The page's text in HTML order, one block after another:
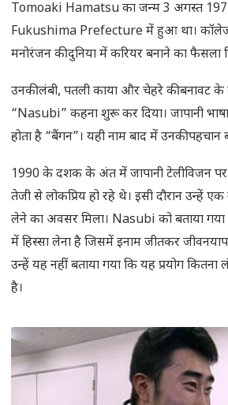
Tomoaki Hamatsu का जन्म 3 अगस्त
Fukushima Prefecture में हुआ था। कॉलेज
मनोरंजन की दुनिया में करियर बनाने का फैसला
उनकी लंबी, पतली काया और चेहरे की बनावट के
“Nasubi” कहना शुरू कर दिया। जापानी
होता है “बैंगन”। यही नाम बाद में उनकी पहचान
1990 के दशक के अंत में जापानी टेलीविजन पर
तेजी से लोकप्रिय हो रहे थे। इसी दौरान उन्हें एक
लेने का अवसर मिला। Nasubi को बताया गया
में हिस्सा लेना है जिसमें इनाम जीतकर
उन्हें यह नहीं बताया गया कि यह प्रयोग
है।